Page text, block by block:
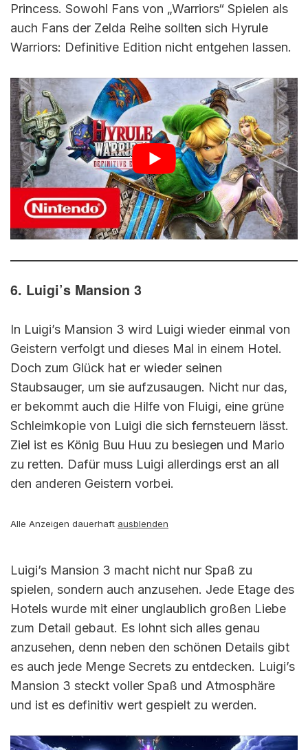
Princess. Sowohl Fans von „Warriors“ Spielen als
auch Fans der Zelda Reihe sollten sich Hyrule
Warriors: Definitive Edition nicht entgehen lassen.
6. Luigi’s Mansion 3
In Luigi’s Mansion 3 wird Luigi wieder einmal von
Geistern verfolgt und dieses Mal in einem Hotel.
Doch zum Glück hat er wieder seinen
Staubsauger, um sie aufzusaugen. Nicht nur das,
er bekommt auch die Hilfe von Fluigi, eine grüne
Schleimkopie von Luigi die sich fernsteuern lässt.
Ziel ist es König Buu Huu zu besiegen und Mario
zu retten. Dafür muss Luigi allerdings erst an all
den anderen Geistern vorbei.
Alle Anzeigen dauerhaft ausblenden
Luigi’s Mansion 3 macht nicht nur Spaß zu
spielen, sondern auch anzusehen. Jede Etage des
Hotels wurde mit einer unglaublich großen Liebe
zum Detail gebaut. Es lohnt sich alles genau
anzusehen, denn neben den schönen Details gibt
es auch jede Menge Secrets zu entdecken. Luigi’s
Mansion 3 steckt voller Spaß und Atmosphäre
und ist es definitiv wert gespielt zu werden.